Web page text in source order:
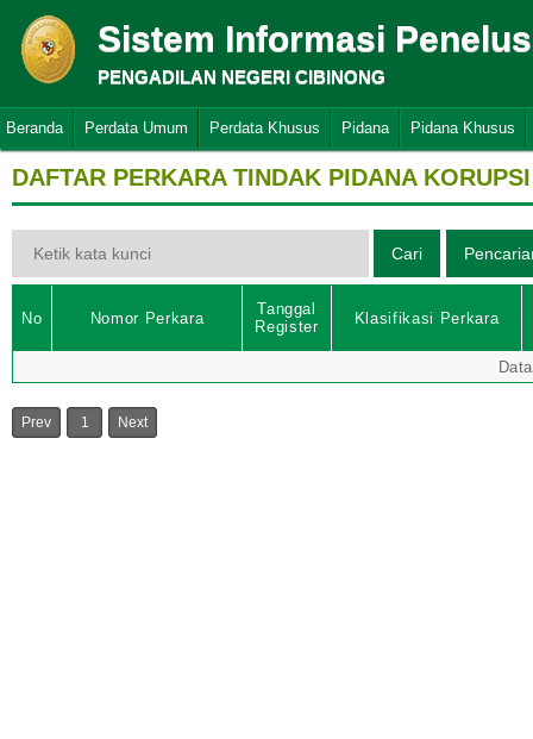
Sistem Informasi
PENGADILAN NEGERI CIBINONG
Beranda Perdata Umum Perdata Khusus Pidana Pidana Khusus
DAFTAR PERKARA TINDAK PIDANA KORUPSI
No Nomor Perkara
Tanggal
Register
Klasifikasi Perkara
Prev 1 Next